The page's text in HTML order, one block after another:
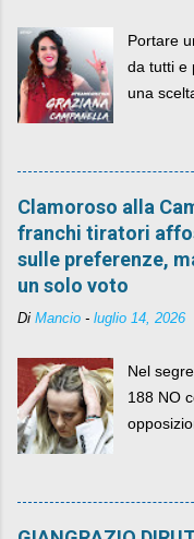
Portare
da tutti e
una
Clamoroso alla
franchi tiratori
sulle preferenze,
un solo voto
Di Mancio - luglio 14, 2026
Nel
188 NO